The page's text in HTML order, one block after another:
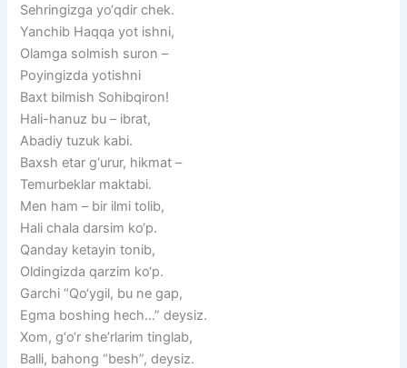
Sehringizga yo‘qdir chek.
Yanchib Haqqa yot ishni,
Olamga solmish suron –
Poyingizda yotishni
Baxt bilmish Sohibqiron!
Hali-hanuz bu – ibrat,
Abadiy tuzuk kabi.
Baxsh etar g‘urur, hikmat –
Temurbeklar maktabi.
Men ham – bir ilmi tolib,
Hali chala darsim ko‘p.
Qanday ketayin tonib,
Oldingizda qarzim ko‘p.
Garchi “Qo‘ygil, bu ne gap,
Egma boshing hech…” deysiz.
Xom, g‘o‘r she’rlarim tinglab,
Balli, bahong “besh”, deysiz.